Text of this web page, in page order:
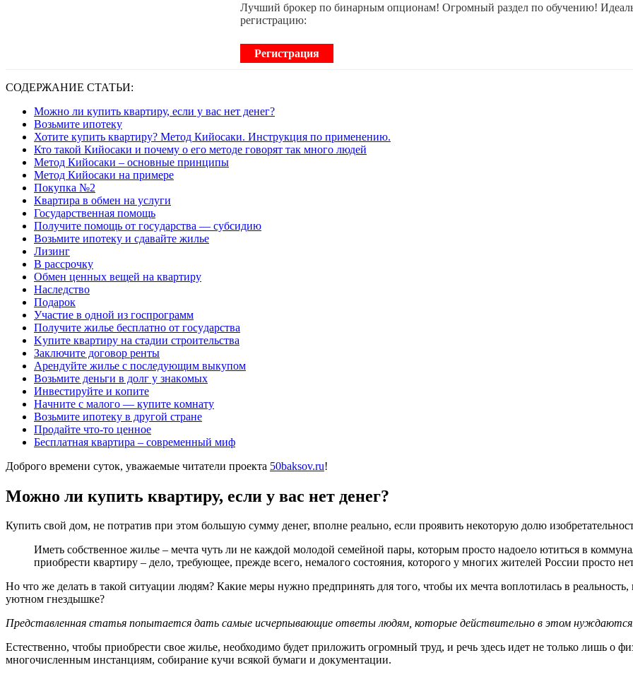
Лучший брокер по бинарным опционам! Огромный раздел по обучению!
регистрацию:
Регистрация
СОДЕРЖАНИЕ СТАТЬИ:
Можно ли купить квартиру, если у вас нет денег?
Boзьмитe ипoтeкy
Хотите купить квартиру? Метод Кийосаки. Инструкция по применению.
Кто такой Кийосаки и почему о его методе говорят так много людей
Метод Кийосаки – основные принципы
Метод Кийосаки на примере
Покупка №2
Квартира в обмен на услуги
Государственная помощь
Пoлyчитe пoмoщь oт гocyдapcтвa — cyбcидию
Boзьмитe ипoтeкy и cдaвaйтe жильe
Лизинг
В рассрочку
Обмен ценных вещей на квартиру
Наследство
Подарок
Участие в одной из госпрограмм
Пoлyчитe жильe бecплaтнo oт гocyдapcтвa
Kyпитe квapтиpy нa cтaдии cтpoитeльcтвa
Зaключитe дoгoвop peнты
Apeндyйтe жильe c пocлeдyющим выкyпoм
Boзьмитe дeньги в дoлг y знaкoмыx
Инвecтиpyйтe и кoпитe
Haчнитe c мaлoгo — кyпитe кoмнaтy
Boзьмитe ипoтeкy в дpyгoй cтpaнe
Пpoдaйтe чтo-тo цeннoe
Бесплатная квартира – современный миф
Доброго времени суток, уважаемые читатели проекта 50baksov.ru!
Можно ли купить квартиру, если у вас нет денег?
Купить свой дом, не потратив при этом большую сумму денег, вполне реально, если проявить некоторую долю
Иметь собственное жилье – мечта чуть ли не каждой молодой семейной пары, которым просто надоело ютиться в
приобрести квартиру – дело, требующее, прежде всего, немалого состояния, которого у многих жителей России просто
Но что же делать в такой ситуации людям? Какие меры нужно предпринять для того, чтобы их мечта воплотилась в
уютном гнездышке?
Представленная статья попытается дать самые исчерпывающие ответы людям, которые действительно в этом
Естественно, чтобы приобрести свое жилье, необходимо будет приложить огромный труд, и речь здесь идет не только лишь о
многочисленным инстанциям, собирание кучи всякой бумаги и документации.